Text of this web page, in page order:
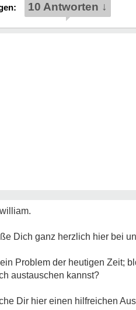
10 Antworten ↓
Dich ganz herzlich hier bei
Problem der heutigen Zeit;
austauschen kannst?
Dir hier einen hilfreichen